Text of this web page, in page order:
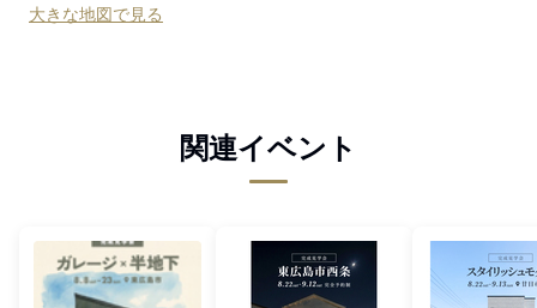
大きな地図で見る
関連イベント